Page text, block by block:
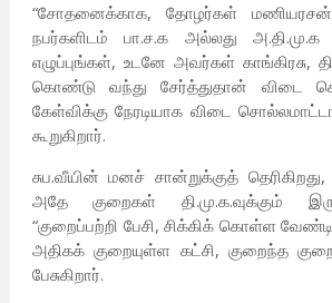
“சோதனைக்காக, தோழர்கள்
நபர்களிடம் பா.ச.க அல்லது
எழுப்புங்கள், உடனே அவர்கள் காங்கிரசு,
கொண்டு வந்து சேர்த்துதான் விடை
கேள்விக்கு நேரடியாக விடை
கூறுகிறார்.
சுப.வீயின் மனச் சான்றுக்குத் தெரிகிறது,
அதே குறைகள் தி.மு.க.வுக்கும்
“குறைப்பற்றி பேசி, சிக்கிக் கொள்ள
அதிகக் குறையுள்ள கட்சி, குறைந்த
பேசுகிறார்.